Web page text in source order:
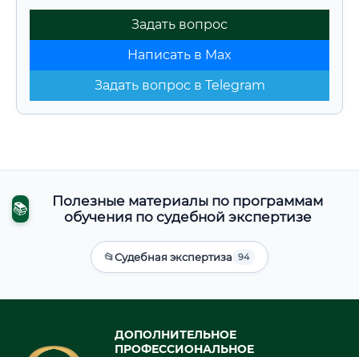
Задать вопрос
Написать в Max
Задать вопрос в Telegram
📚
Полезные материалы по программам
обучения по судебной экспертизе
📂Судебная экспертиза 94
ДОПОЛНИТЕЛЬНОЕ
ПРОФЕССИОНАЛЬНОЕ